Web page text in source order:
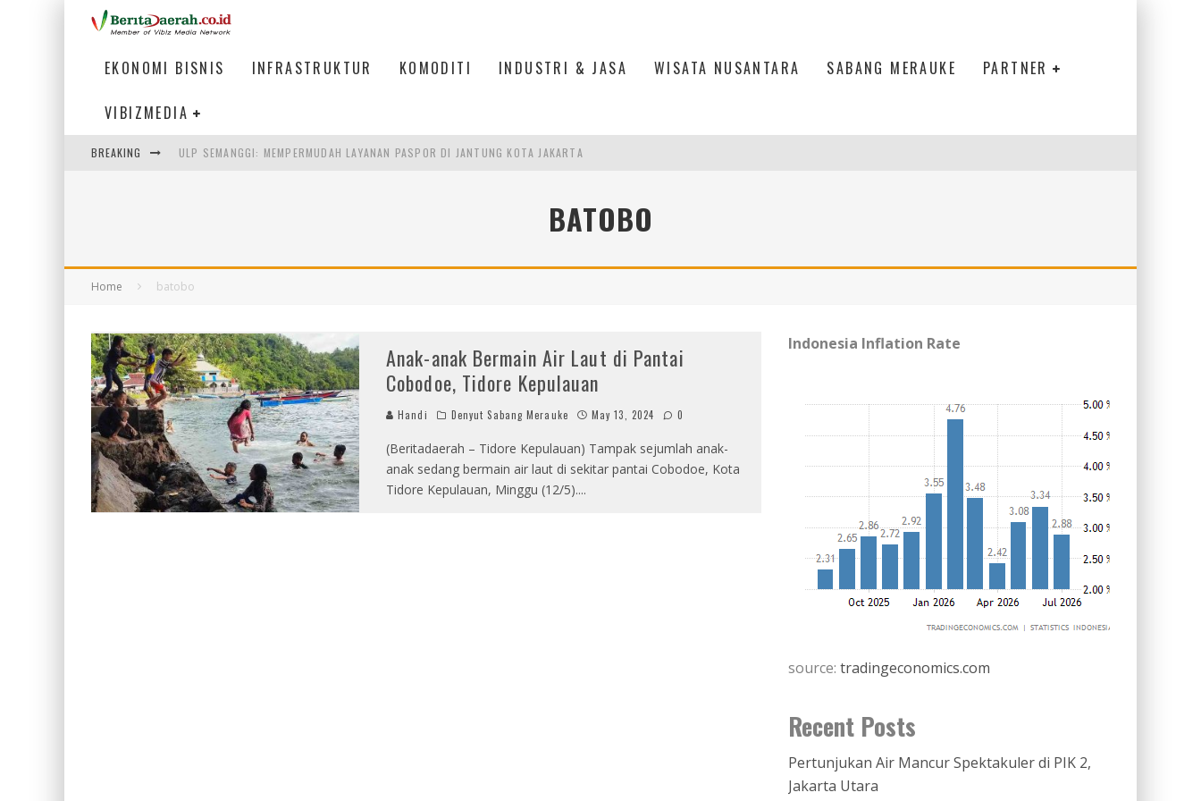
EKONOMI BISNIS INFRASTRUKTUR KOMODITI INDUSTRI & JASA WISATA NUSANTARA SABANG MERAUKE PARTNER
VIBIZMEDIA
BREAKING ULP SEMANGGI: MEMPERMUDAH LAYANAN PASPOR DI JANTUNG KOTA JAKARTA
BATOBO
Home batobo
Anak-anak Bermain Air Laut di Pantai
Cobodoe, Tidore Kepulauan
Handi Denyut Sabang Merauke May 13, 2024 0
(Beritadaerah – Tidore Kepulauan) Tampak sejumlah anak-
anak sedang bermain air laut di sekitar pantai Cobodoe, Kota
Tidore Kepulauan, Minggu (12/5)....
Indonesia Inflation Rate
source: tradingeconomics.com
Recent Posts
Pertunjukan Air Mancur Spektakuler di PIK 2,
Jakarta Utara